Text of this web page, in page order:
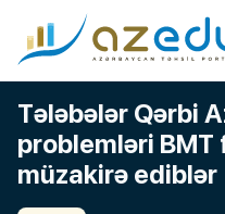
Tələbələr Qərbi
problemləri BMT
müzakirə ediblər